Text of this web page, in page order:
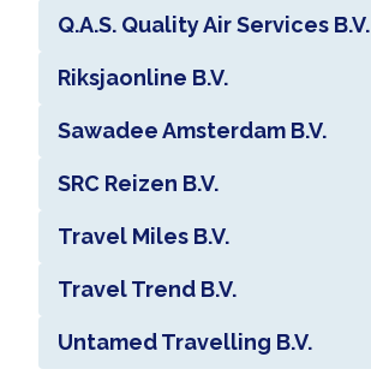
Q.A.S. Quality Air Services B.V.
Riksjaonline B.V.
Sawadee Amsterdam B.V.
SRC Reizen B.V.
Travel Miles B.V.
Travel Trend B.V.
Untamed Travelling B.V.